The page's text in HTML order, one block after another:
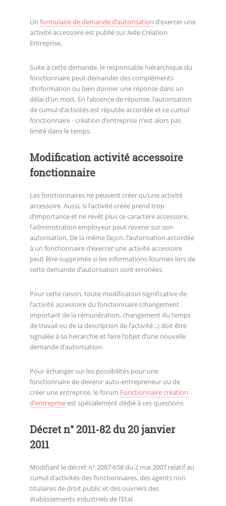
Un formulaire de demande d’autorisation d’exercer une
activité accessoire est publié sur Aide Création
Entreprise.
Suite à cette demande, le responsable hiérarchique du
fonctionnaire peut demander des compléments
d’information ou bien donner une réponse dans un
délai d’un mois. En l’absence de réponse, l’autorisation
de cumul d’activités est réputée accordée et ce cumul
fonctionnaire - création d’entreprise n’est alors pas
limité dans le temps.
Modification activité accessoire
fonctionnaire
Les fonctionnaires ne peuvent créer qu’une activité
accessoire. Aussi, si l’activité créée prend trop
d’importance et ne revêt plus ce caractère accessoire,
l’administration employeur peut revenir sur son
autorisation. De la même façon, l’autorisation accordée
à un fonctionnaire d’exercer une activité accessoire
peut être supprimée si les informations fournies lors de
cette demande d’autorisation sont erronées.
Pour cette raison, toute modification significative de
l’activité accessoire du fonctionnaire (changement
important de la rémunération, changement du temps
de travail ou de la description de l’activité...) doit être
signalée à sa hiérarchie et faire l’objet d’une nouvelle
demande d’autorisation.
Pour échanger sur les possibilités pour une
fonctionnaire de devenir auto-entrepreneur ou de
créer une entreprise, le forum Fonctionnaire création
d’entrepriseest spécialement dédié à ces questions.
Décret n° 2011-82 du 20 janvier
2011
Modifiant le décret n° 2007-658 du 2 mai 2007 relatif au
cumul d’activités des fonctionnaires, des agents non
titulaires de droit public et des ouvriers des
établissements industriels de l’Etat